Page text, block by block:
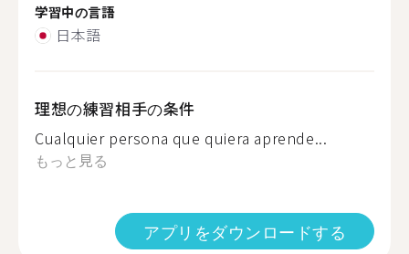
学習中の言語
日本語
理想の練習相手の条件
Cualquier persona que quiera aprende...
もっと見る
アプリをダウンロードする